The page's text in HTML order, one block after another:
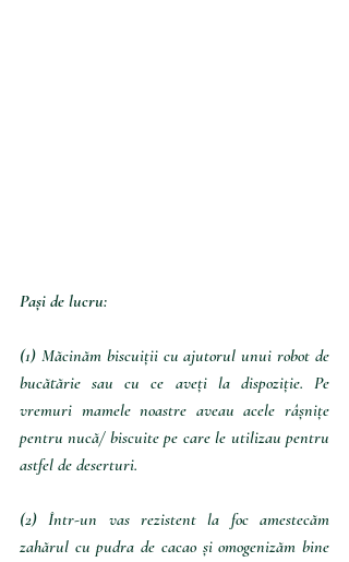
Pași de lucru:
(1) Măcinăm biscuiții cu ajutorul unui robot de
bucătărie sau cu ce aveți la dispoziție. Pe
vremuri mamele noastre aveau acele râșnițe
pentru nucă/ biscuite pe care le utilizau pentru
astfel de deserturi.
(2) Într-un vas rezistent la foc amestecăm
zahărul cu pudra de cacao și omogenizăm bine